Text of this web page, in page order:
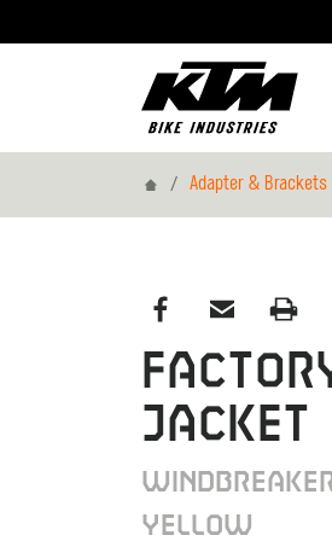
HomeAdapter & Brackets
JACKET
YELLOW